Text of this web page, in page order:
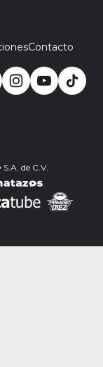
Contacto
de C.V.